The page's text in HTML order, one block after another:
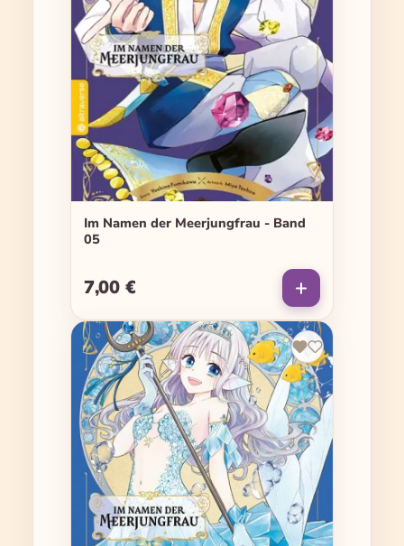
Im Namen der Meerjungfrau - Band
05
Regulärer Preis:
7,00 €